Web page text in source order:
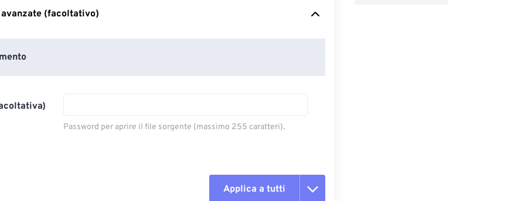
(facoltativo)
Password per aprire il file sorgente (massimo 255 caratteri).
Applica a tutti